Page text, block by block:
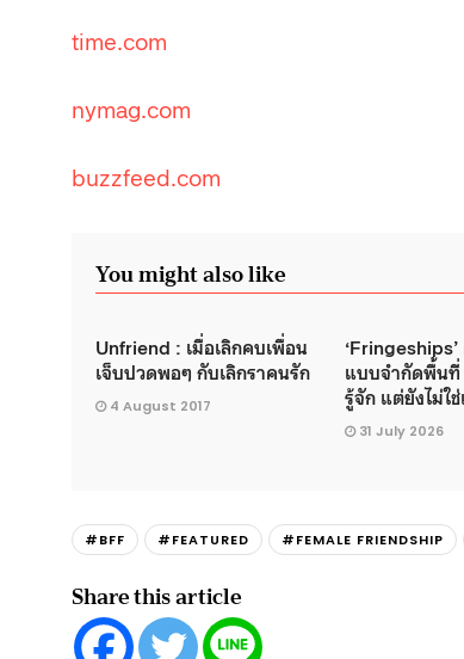
time.com
nymag.com
buzzfeed.com
You might also like
Unfriend : เมื่อเลิกคบเพื่อน
เจ็บปวดพอๆ กับเลิกราคนรัก
4 August 2017
แบบจำกัดพื้นที่
รู้จัก แต่ยังไม่ใ
31 July 2026
#BFF #FEATURED #FEMALE FRIENDSHIP
Share this article